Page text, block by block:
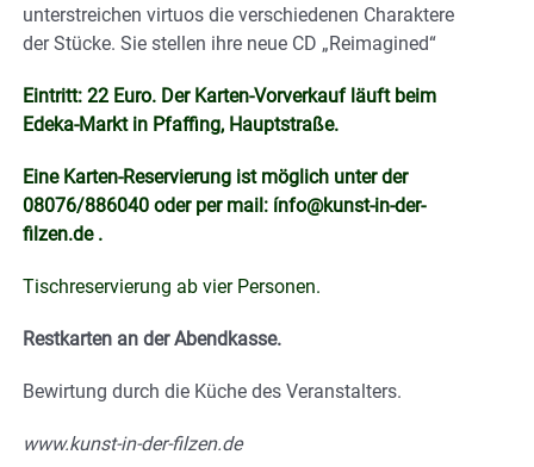
unterstreichen virtuos die verschiedenen Charaktere
der Stücke. Sie stellen ihre neue CD „Reimagined“
Eintritt: 22 Euro. Der Karten-Vorverkauf läuft beim
Edeka-Markt in Pfaffing, Hauptstraße.
Eine Karten-Reservierung ist möglich unter der
08076/886040 oder per mail: ínfo@kunst-in-der-
filzen.de .
Tischreservierung ab vier Personen.
Restkarten an der Abendkasse.
Bewirtung durch die Küche des Veranstalters.
www.kunst-in-der-filzen.de